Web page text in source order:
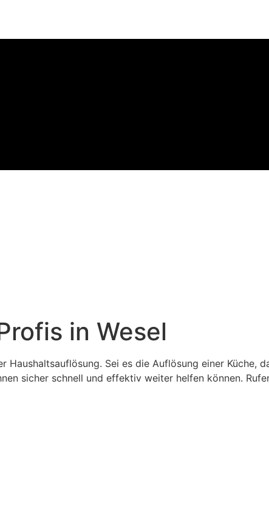
in Wesel
Sei es die Auflösung einer Küche,
sicher schnell und effektiv weiter helfen können.